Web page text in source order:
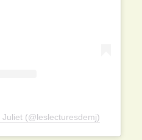
(@leslecturesdemj)